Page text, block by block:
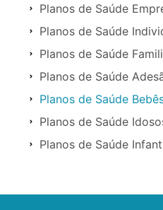
Planos de Saúde
Planos de Saúde
Planos de Saúde
Planos de Saúde
Planos de Saúde
Planos de Saúde
Planos de Saúde